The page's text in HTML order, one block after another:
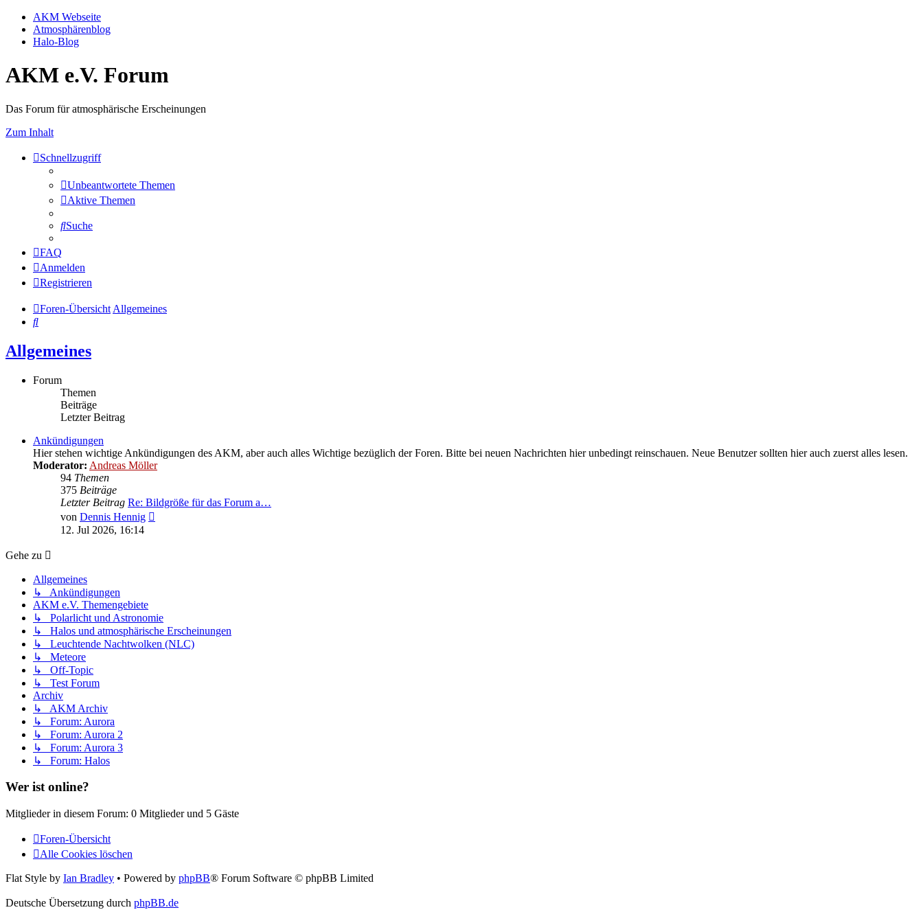
AKM Webseite
Atmosphärenblog
Halo-Blog
AKM e.V. Forum
Das Forum für atmosphärische Erscheinungen
Zum Inhalt
Schnellzugriff
Unbeantwortete Themen
Aktive Themen
Suche
FAQ
Anmelden
Registrieren
Foren-Übersicht Allgemeines
Suche
Allgemeines
Forum
Themen
Beiträge
Letzter Beitrag
Ankündigungen
Hier stehen wichtige Ankündigungen des AKM, aber auch alles Wichtige bezüglich der Foren. Bitte bei neuen Nachrichten hier unbedingt reinschauen. Neue Benutzer sollten hier auch zuerst alles lesen.
Moderator: Andreas Möller
94 Themen
375 Beiträge
Letzter Beitrag Re: Bildgröße für das Forum a…
von Dennis Hennig
12. Jul 2026, 16:14
Gehe zu
Allgemeines
↳ Ankündigungen
AKM e.V. Themengebiete
↳ Polarlicht und Astronomie
↳ Halos und atmosphärische Erscheinungen
↳ Leuchtende Nachtwolken (NLC)
↳ Meteore
↳ Off-Topic
↳ Test Forum
Archiv
↳ AKM Archiv
↳ Forum: Aurora
↳ Forum: Aurora 2
↳ Forum: Aurora 3
↳ Forum: Halos
Wer ist online?
Mitglieder in diesem Forum: 0 Mitglieder und 5 Gäste
Foren-Übersicht
Alle Cookies löschen
Flat Style by Ian Bradley • Powered by phpBB® Forum Software © phpBB Limited
Deutsche Übersetzung durch phpBB.de